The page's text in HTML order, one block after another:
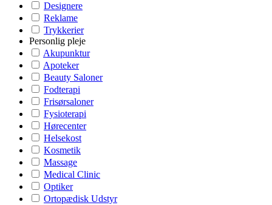
Designere
Reklame
Trykkerier
Personlig pleje
Akupunktur
Apoteker
Beauty Saloner
Fodterapi
Frisørsaloner
Fysioterapi
Hørecenter
Helsekost
Kosmetik
Massage
Medical Clinic
Optiker
Ortopædisk Udstyr